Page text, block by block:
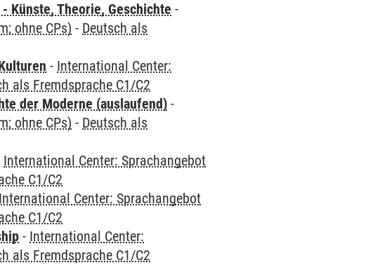
Künste, Theorie, Geschichte -
ohne CPs) - Deutsch als
- International Center:
als Fremdsprache C1/C2
der Moderne (auslaufend) -
ohne CPs) - Deutsch als
International Center: Sprachangebot
C1/C2
International Center: Sprachangebot
C1/C2
- International Center:
als Fremdsprache C1/C2